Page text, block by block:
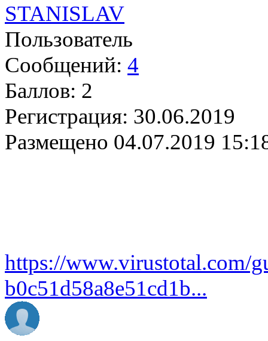
STANISLAV
Пользователь
Сообщений: 4
Баллов: 2
Регистрация: 30.06.2019
Размещено 04.07.2019
https://www.virustotal.com/
­b0c51d58a8e51cd1b...